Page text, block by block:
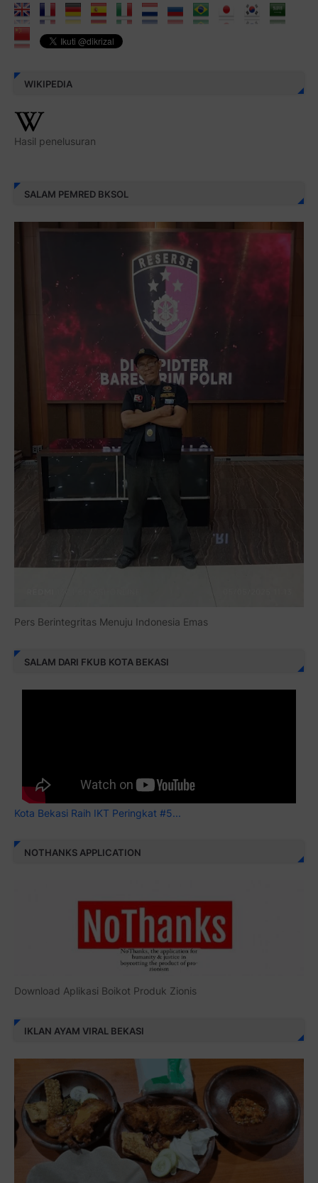
WIKIPEDIA
Hasil penelusuran
SALAM PEMRED BKSOL
Pers Berintegritas Menuju Indonesia Emas
SALAM DARI FKUB KOTA BEKASI
Kota Bekasi Raih IKT Peringkat #5...
NOTHANKS APPLICATION
Download Aplikasi Boikot Produk Zionis
IKLAN AYAM VIRAL BEKASI